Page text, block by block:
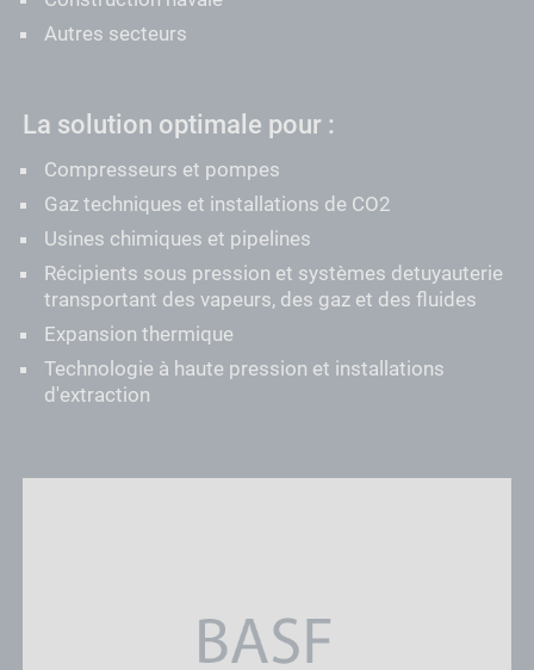
Autres secteurs
La solution optimale pour :
Compresseurs et pompes
Gaz techniques et installations de CO2
Usines chimiques et pipelines
Récipients sous pression et systèmes detuyauterie
transportant des vapeurs, des gaz et des fluides
Expansion thermique
Technologie à haute pression et installations
d'extraction